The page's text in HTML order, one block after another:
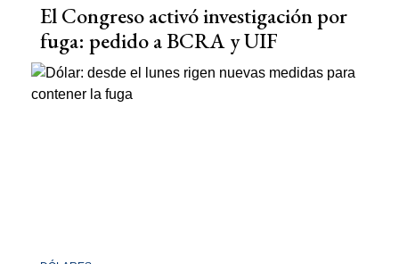
El Congreso activó investigación por
fuga: pedido a BCRA y UIF